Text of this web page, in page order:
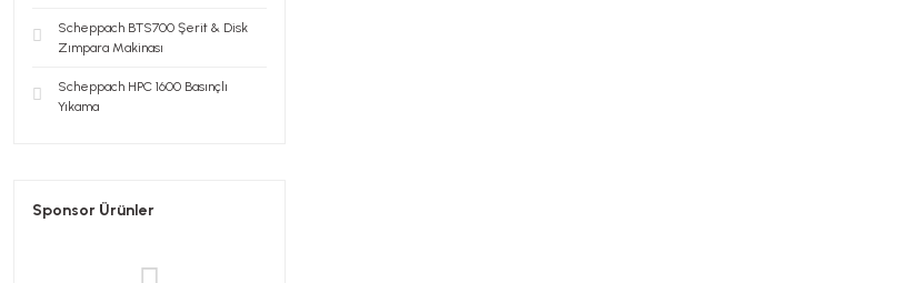
Scheppach BTS700 Şerit & Disk
Zımpara Makinası
Scheppach HPC 1600 Basınçlı
Yıkama
Sponsor Ürünler